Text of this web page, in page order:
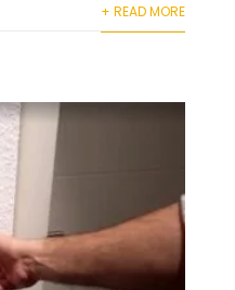
+ READ MORE